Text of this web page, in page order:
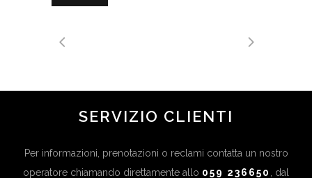
SERVIZIO CLIENTI
Per informazioni, prenotazioni o reclami contatta un nostro
operatore chiamando direttamente allo 059 236650
, dal